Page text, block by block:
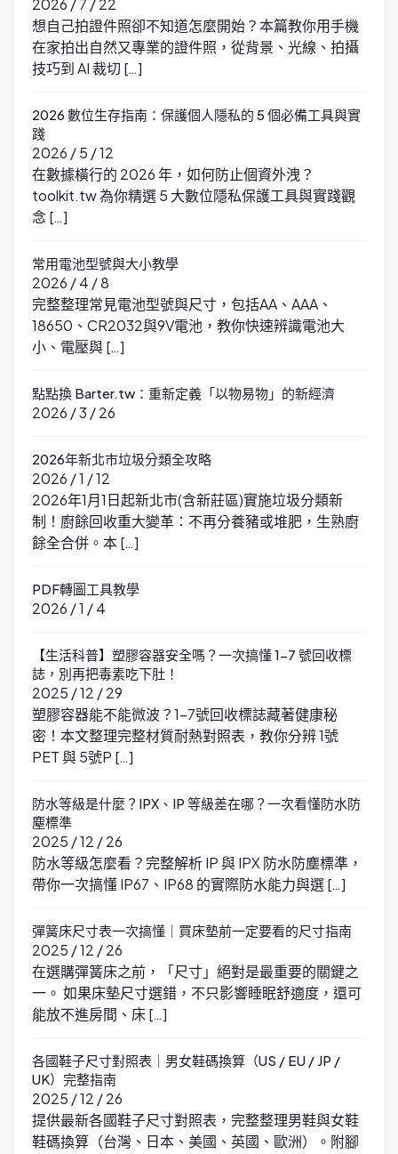
想自己拍證件照卻不知道怎麼開始？本篇教你用手機
在家拍出自然又專業的證件照，從背景、光線、拍攝
技巧到 AI 裁切 […]
2026 數位生存指南：保護個人隱私的 5 個必備工具與實
踐
2026 / 5 / 12
在數據橫行的 2026 年，如何防止個資外洩？
toolkit.tw 為你精選 5 大數位隱私保護工具與實踐觀
念 […]
常用電池型號與大小教學
2026 / 4 / 8
完整整理常見電池型號與尺寸，包括AA、AAA、
18650、CR2032與9V電池，教你快速辨識電池大
小、電壓與 […]
點點換 Barter.tw：重新定義「以物易物」的新經濟
2026 / 3 / 26
2026年新北市垃圾分類全攻略
2026 / 1 / 12
2026年1月1日起新北市(含新莊區)實施垃圾分類新
制！廚餘回收重大變革：不再分養豬或堆肥，生熟廚
餘全合併。本 […]
PDF轉圖工具教學
2026 / 1 / 4
【生活科普】塑膠容器安全嗎？一次搞懂 1-7 號回收標
誌，別再把毒素吃下肚！
2025 / 12 / 29
塑膠容器能不能微波？1-7號回收標誌藏著健康秘
密！本文整理完整材質耐熱對照表，教你分辨 1號
PET 與 5號P […]
防水等級是什麼？IPX、IP 等級差在哪？一次看懂防水防
塵標準
2025 / 12 / 26
防水等級怎麼看？完整解析 IP 與 IPX 防水防塵標準，
帶你一次搞懂 IP67、IP68 的實際防水能力與選 […]
彈簧床尺寸表一次搞懂｜買床墊前一定要看的尺寸指南
2025 / 12 / 26
在選購彈簧床之前，「尺寸」絕對是最重要的關鍵之
一。 如果床墊尺寸選錯，不只影響睡眠舒適度，還可
能放不進房間、床 […]
各國鞋子尺寸對照表｜男女鞋碼換算（US / EU / JP /
UK）完整指南
2025 / 12 / 26
提供最新各國鞋子尺寸對照表，完整整理男鞋與女鞋
鞋碼換算（台灣、日本、美國、英國、歐洲）。附腳